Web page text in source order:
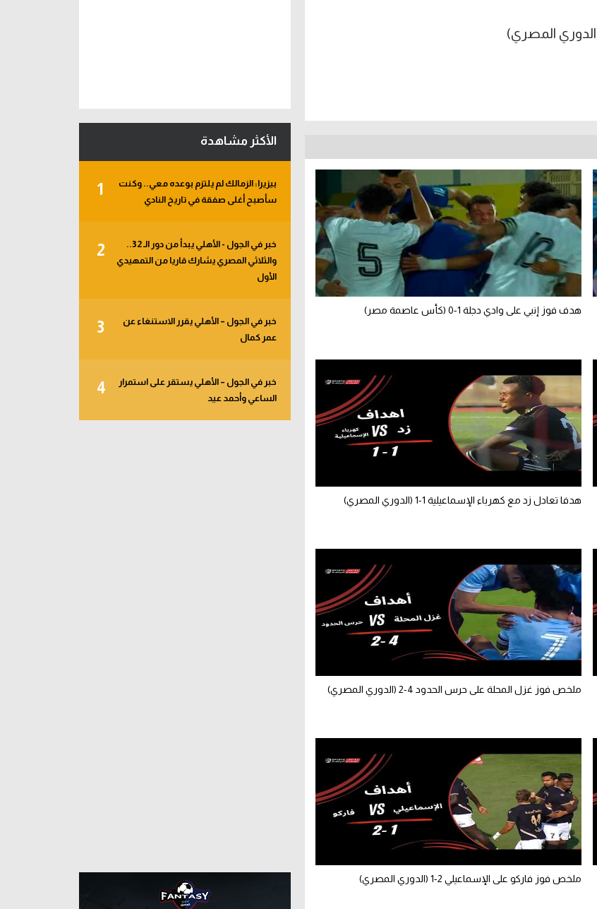
هدف فوز إنبي على وادي دجلة 1-0 (كأس عاصمة مصر)
هدفا تعادل زد مع كهرباء الإسماعيلية 1-1 (الدوري المصري)
ملخص فوز غزل المحلة على حرس الحدود 4-2 (الدوري المصري)
ملخص فوز فاركو على الإسماعيلي 2-1 (الدوري المصري)
الأكثر مشاهدة
1
بيزيرا: الزمالك لم يلتزم بوعده معي.. وكنت
سأصبح أغلى صفقة في تاريخ النادي
2
خبر في الجول - الأهلي يبدأ من دور الـ 32..
والثلاثي المصري يشارك قاريا من التمهيدي
الأول
3
خبر في الجول – الأهلي يقرر الاستنغاء عن
عمر كمال
4
خبر في الجول – الأهلي يستقر على استمرار
الساعي وأحمد عيد